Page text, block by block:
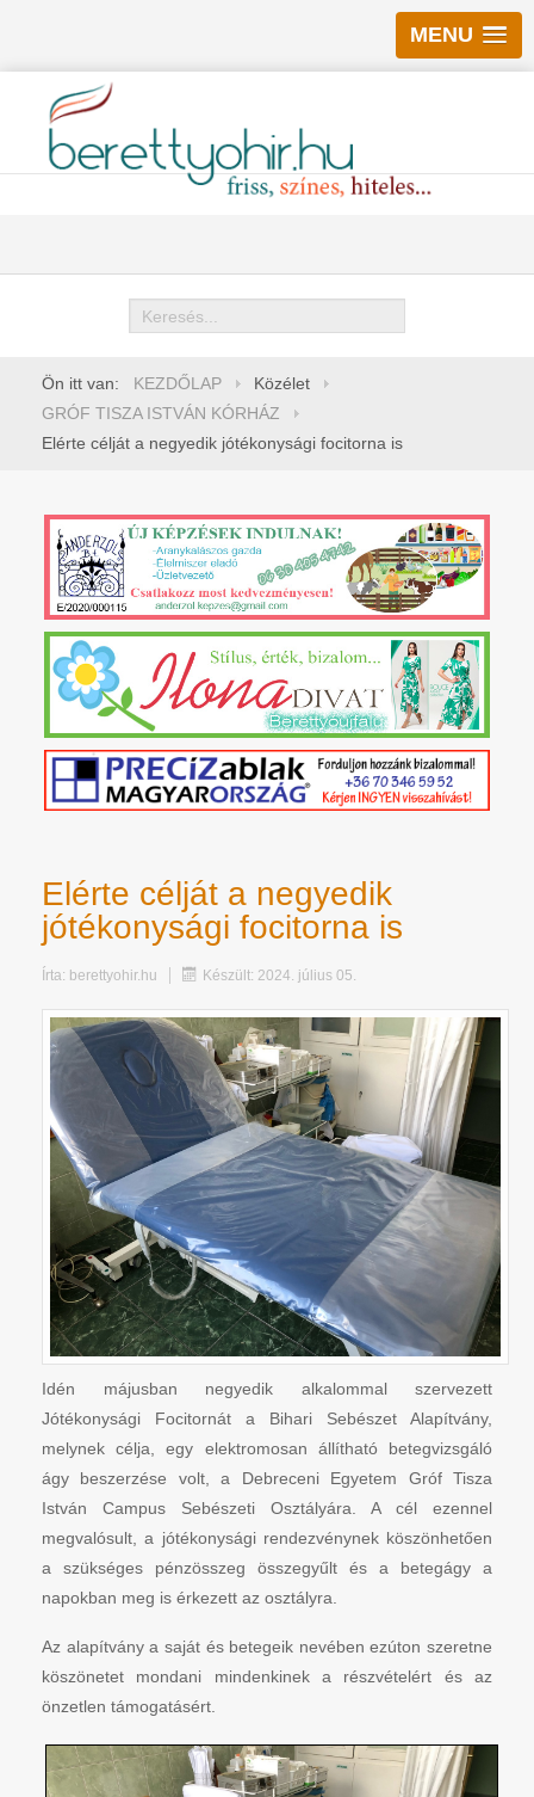
MENU
Keresés
Ön itt van: KEZDŐLAP
Közélet
GRÓF TISZA ISTVÁN KÓRHÁZ
Elérte célját a negyedik jótékonysági focitorna is
Elérte célját a negyedik
jótékonysági focitorna is
Írta: berettyohir.hu Készült: 2024. július 05.
Idén májusban negyedik alkalommal szervezett
Jótékonysági Focitornát a Bihari Sebészet Alapítvány,
melynek célja, egy elektromosan állítható betegvizsgáló
ágy beszerzése volt, a Debreceni Egyetem Gróf Tisza
István Campus Sebészeti Osztályára. A cél ezennel
megvalósult, a jótékonysági rendezvénynek köszönhetően
a szükséges pénzösszeg összegyűlt és a betegágy a
napokban meg is érkezett az osztályra.
Az alapítvány a saját és betegeik nevében ezúton szeretne
köszönetet mondani mindenkinek a részvételért és az
önzetlen támogatásért.